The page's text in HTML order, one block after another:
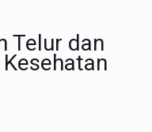
Telur dan